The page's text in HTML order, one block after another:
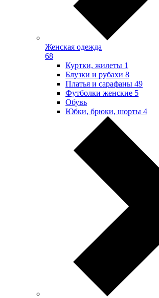
Женская одежда
68
Куртки, жилеты 1
Блузки и рубахи 8
Платья и сарафаны 49
Футболки женские 5
Обувь
Юбки, брюки, шорты 4